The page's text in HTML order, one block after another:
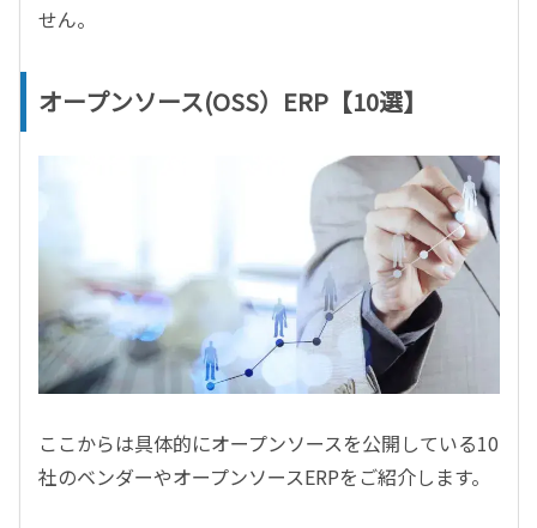
せん。
オープンソース(OSS）ERP【10選】
ここからは具体的にオープンソースを公開している10
社のベンダーやオープンソースERPをご紹介します。